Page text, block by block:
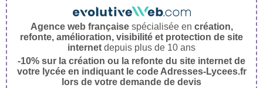
Agence web françaisespécialisée en création,
refonte, amélioration, visibilité et protection de site
internet depuis plus de 10 ans
-10% sur la création ou la refonte du site internet de
votre lycée en indiquant le code Adresses-Lycees.fr
lors de votre demande de devis